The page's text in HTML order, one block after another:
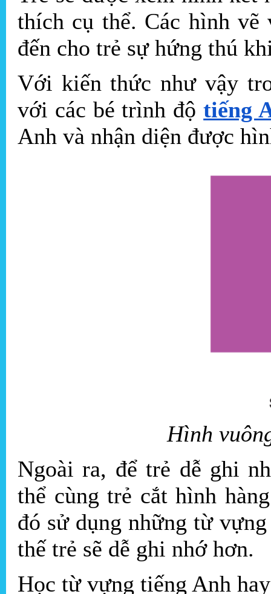
thích cụ thể. Các hình vẽ
đến cho trẻ sự hứng thú
Với kiến thức như vậy
với các bé trình độtiếng
Anh và nhận diện được
Hình
Ngoài ra, để trẻ dễ ghi
thể cùng trẻ cắt hình
đó sử dụng những từ
thế trẻ sẽ dễ ghi nhớ hơn.
Học từ vựng tiếng Anh